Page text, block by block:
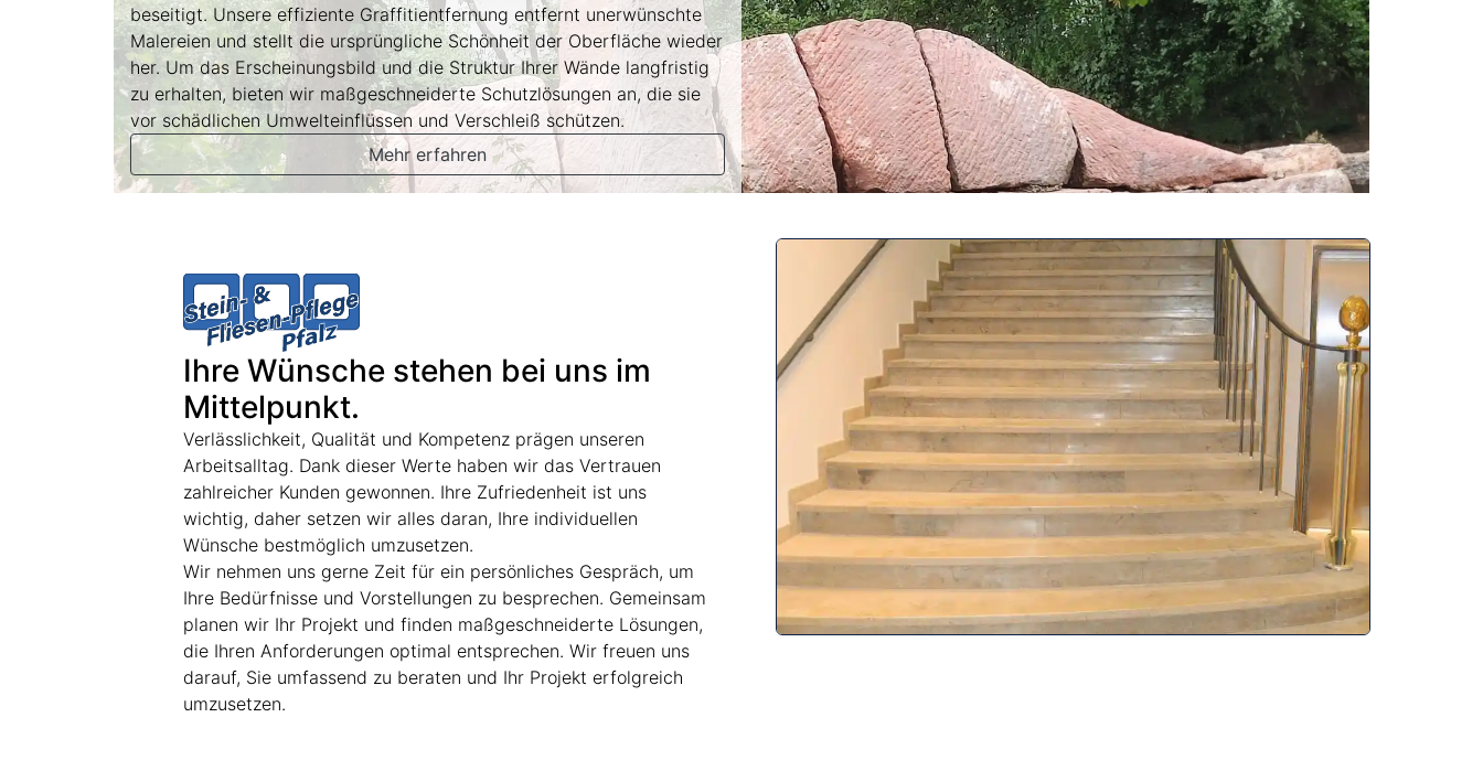
beseitigt. Unsere effiziente Graffitientfernung entfernt unerwünschte
Malereien und stellt die ursprüngliche Schönheit der Oberfläche wieder
her. Um das Erscheinungsbild und die Struktur Ihrer Wände langfristig
zu erhalten, bieten wir maßgeschneiderte Schutzlösungen an, die sie
vor schädlichen Umwelteinflüssen und Verschleiß schützen.
Mehr erfahren
Ihre Wünsche stehen bei uns im
Mittelpunkt.
Verlässlichkeit, Qualität und Kompetenz prägen unseren
Arbeitsalltag. Dank dieser Werte haben wir das Vertrauen
zahlreicher Kunden gewonnen. Ihre Zufriedenheit ist uns
wichtig, daher setzen wir alles daran, Ihre individuellen
Wünsche bestmöglich umzusetzen.
Wir nehmen uns gerne Zeit für ein persönliches Gespräch, um
Ihre Bedürfnisse und Vorstellungen zu besprechen. Gemeinsam
planen wir Ihr Projekt und finden maßgeschneiderte Lösungen,
die Ihren Anforderungen optimal entsprechen. Wir freuen uns
darauf, Sie umfassend zu beraten und Ihr Projekt erfolgreich
umzusetzen.